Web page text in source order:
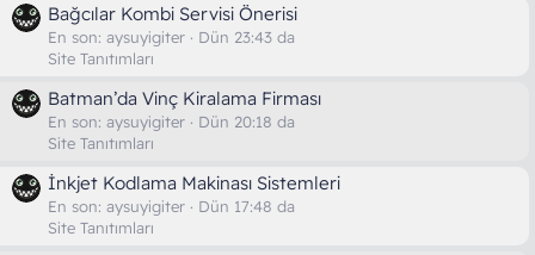
Bağcılar Kombi Servisi Önerisi
En son: aysuyigiter
Dün 23:43 da
Site Tanıtımları
Batman’da Vinç Kiralama Firması
En son: aysuyigiter
Dün 20:18 da
Site Tanıtımları
İnkjet Kodlama Makinası Sistemleri
En son: aysuyigiter
Dün 17:48 da
Site Tanıtımları